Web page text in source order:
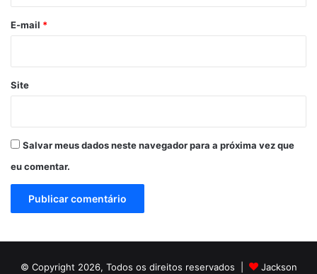
*
E-mail *
Site
Salvar meus dados neste navegador para a próxima vez que
eu comentar.
© Copyright 2026, Todos os direitos reservados | Jackson